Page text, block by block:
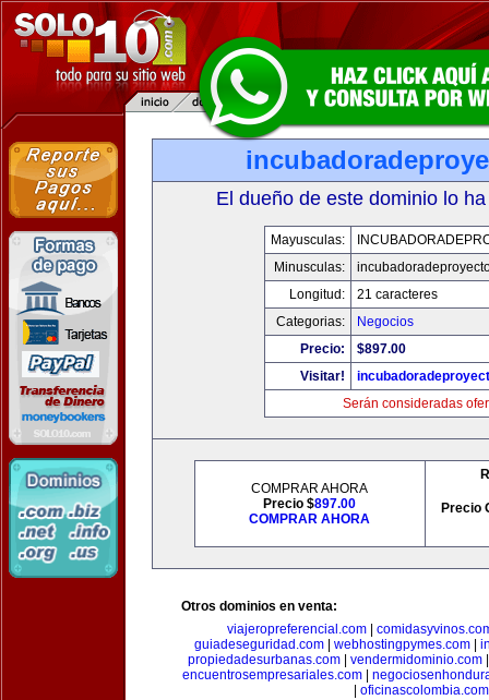
El dueño de este dominio lo
Mayusculas:
Minusculas:
Longitud:
21 caracteres
Categorias:
Negocios
Precio:
$897.00
Visitar!
Serán consideradas
COMPRAR AHORA
Precio $897.00
COMPRAR AHORA
Precio
Otros dominios en venta:
viajeropreferencial.com
guiadeseguridad.com| webhostingpymes.com|
propiedadesurbanas.com
vendermidominio.com
encuentrosempresariales.com|
oficinascolombia.com